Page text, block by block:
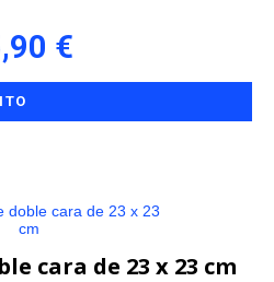
€
cara de 23 x 23 cm